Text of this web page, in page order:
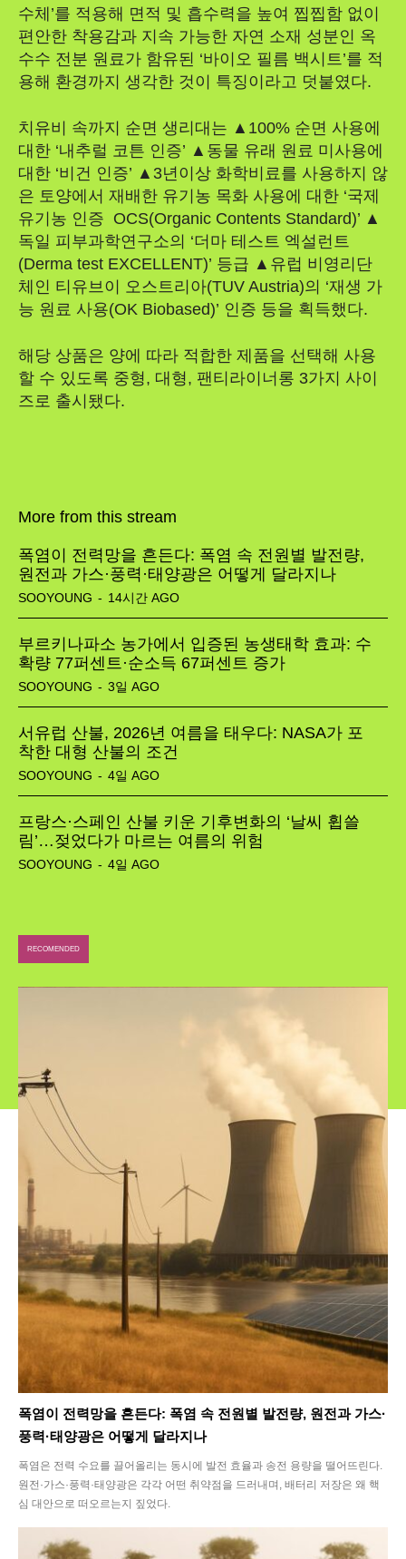
수체’를 적용해 면적 및 흡수력을 높여 찝찝함 없이
편안한 착용감과 지속 가능한 자연 소재 성분인 옥
수수 전분 원료가 함유된 ‘바이오 필름 백시트’를 적
용해 환경까지 생각한 것이 특징이라고 덧붙였다.
치유비 속까지 순면 생리대는 ▲100% 순면 사용에
대한 ‘내추럴 코튼 인증’ ▲동물 유래 원료 미사용에
대한 ‘비건 인증’ ▲3년이상 화학비료를 사용하지 않
은 토양에서 재배한 유기농 목화 사용에 대한 ‘국제
유기농 인증 OCS(Organic Contents Standard)’ ▲
독일 피부과학연구소의 ‘더마 테스트 엑설런트
(Derma test EXCELLENT)’ 등급 ▲유럽 비영리단
체인 티유브이 오스트리아(TUV Austria)의 ‘재생 가
능 원료 사용(OK Biobased)’ 인증 등을 획득했다.
해당 상품은 양에 따라 적합한 제품을 선택해 사용
할 수 있도록 중형, 대형, 팬티라이너롱 3가지 사이
즈로 출시됐다.
More from this stream
폭염이 전력망을 흔든다: 폭염 속 전원별 발전량,
원전과 가스·풍력·태양광은 어떻게 달라지나
SOOYOUNG - 14시간 AGO
부르키나파소 농가에서 입증된 농생태학 효과: 수
확량 77퍼센트·순소득 67퍼센트 증가
SOOYOUNG - 3일 AGO
서유럽 산불, 2026년 여름을 태우다: NASA가 포
착한 대형 산불의 조건
SOOYOUNG - 4일 AGO
프랑스·스페인 산불 키운 기후변화의 ‘날씨 휩쓸
림’…젖었다가 마르는 여름의 위험
SOOYOUNG - 4일 AGO
RECOMENDED
폭염이 전력망을 흔든다: 폭염 속 전원별 발전량, 원전과 가스·
풍력·태양광은 어떻게 달라지나
폭염은 전력 수요를 끌어올리는 동시에 발전 효율과 송전 용량을 떨어뜨린다.
원전·가스·풍력·태양광은 각각 어떤 취약점을 드러내며, 배터리 저장은 왜 핵
심 대안으로 떠오르는지 짚었다.